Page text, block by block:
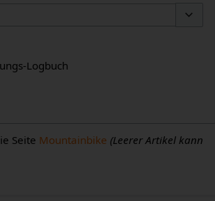
Logbuch
Seite Mountainbike (Leerer Artikel kann